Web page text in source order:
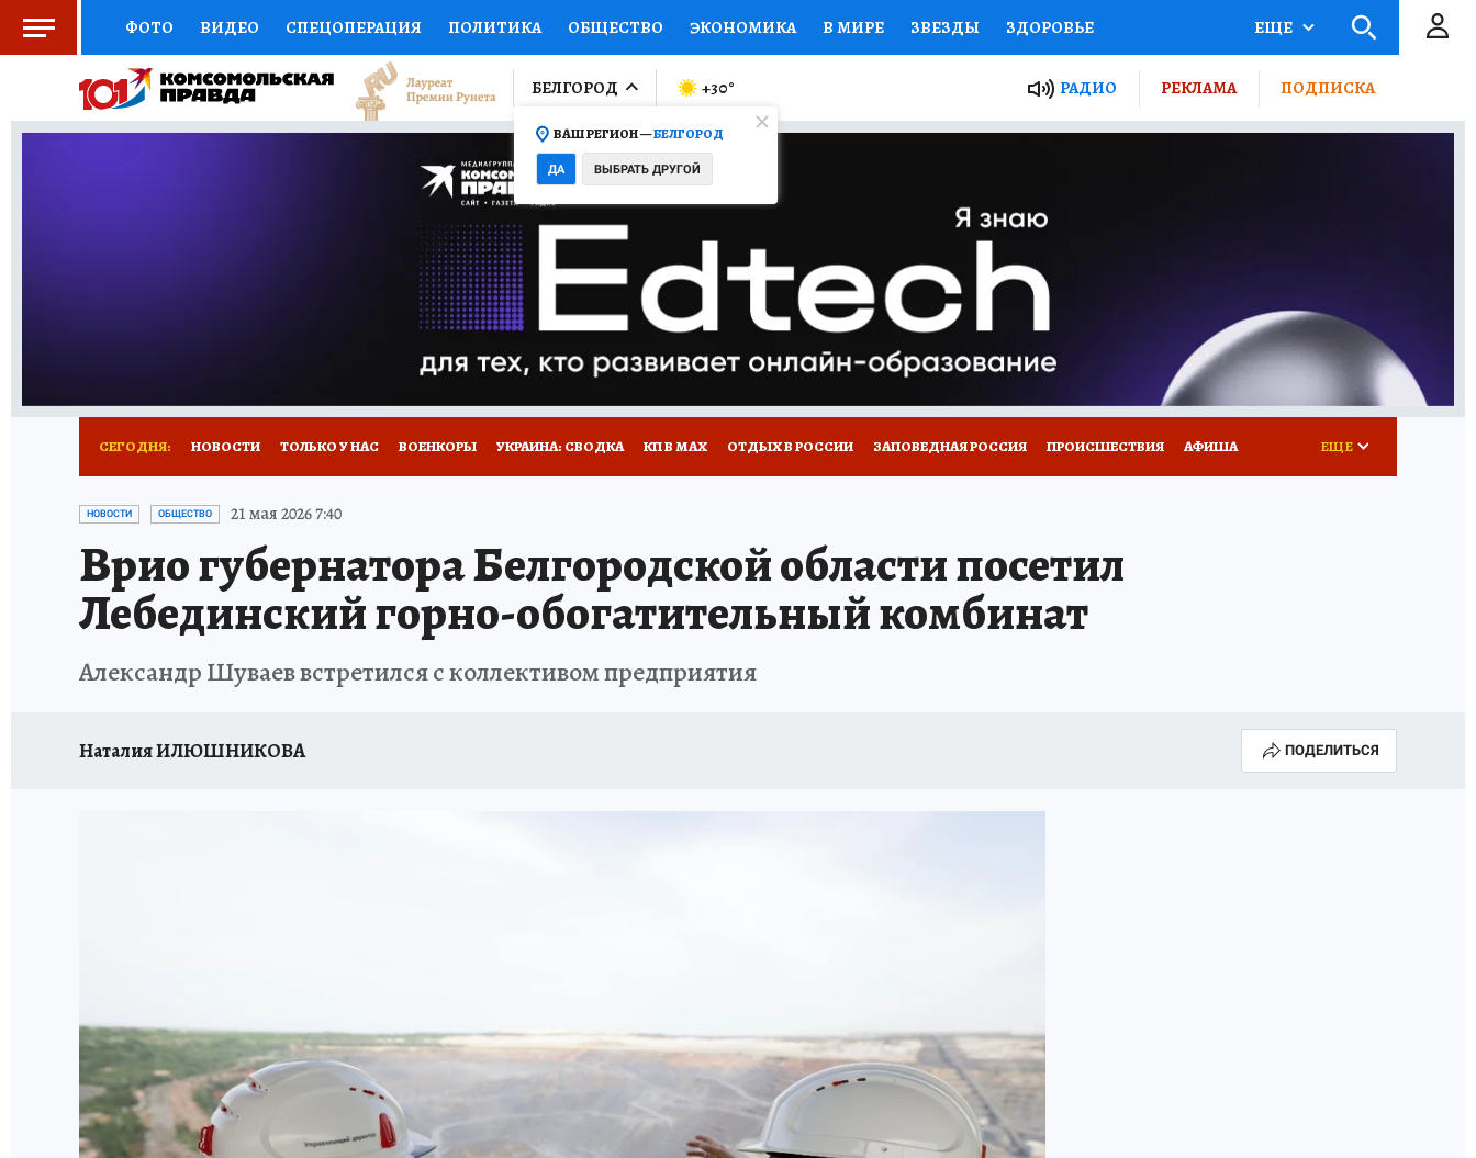
ФОТО ВИДЕО СПЕЦОПЕРАЦИЯ ПОЛИТИКА ОБЩЕСТВО ЭКОНОМИКА В МИРЕ ЗВЕЗДЫ ЗДОРОВЬЕ
СОЦПОДДЕРЖКА НАУКА СПОРТ КОЛУМНИСТЫ ПРОИСШЕСТВИЯ НАЦИОНАЛЬНЫЕ ПРОЕКТЫ РОССИИ
ВЫБОР ЭКСПЕРТОВ ДОКТОР ФИНАНСЫ ОТКРЫВАЕМ МИР Я ЗНАЮ СЕМЬЯ ЖЕНСКИЕ СЕКРЕТЫ ПУТЕВОДИТЕЛЬ
ПРОГНОЗЫ НА СПОРТ ПРОМОКОДЫ СЕРИАЛЫ
ТЕЛЕВИЗОР КОЛЛЕКЦИИ КОНКУРСЫ ГИД ПОТРЕБИТЕЛЯ
НОВОЕ НА САЙТЕ
ЕЩЕ
БЕЛГОРОД
ВАШ РЕГИОН —БЕЛГОРОД
ДА ВЫБРАТЬ ДРУГОЙ
+30° РАДИО РЕКЛАМА ПОДПИСКА
СЕГОДНЯ: НОВОСТИ ТОЛЬКО У НАС ВОЕНКОРЫ УКРАИНА: СВОДКА КП В МАХ ОТДЫХ В РОССИИ ЗАПОВЕДНАЯ РОССИЯ ПРОИСШЕСТВИЯ АФИША
ИСПЫТАНО НА СЕБЕ
ЕЩЕ
НОВОСТИ ОБЩЕСТВО 21 мая 2026 7:40
Врио губернатора Белгородской области посетил
Лебединский горно-обогатительный комбинат
Александр Шуваев встретился с коллективом предприятия
Наталия ИЛЮШНИКОВА ПОДЕЛИТЬСЯ